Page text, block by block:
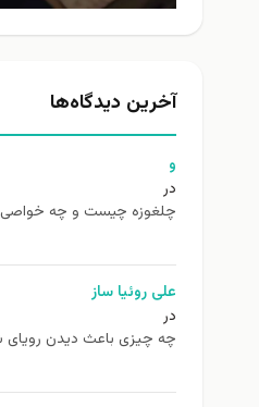
آخرین دیدگاه‌ها
و
در
چلغوزه چیست و چه خواصی
علی روئیا ساز
در
چه چیزی باعث دیدن